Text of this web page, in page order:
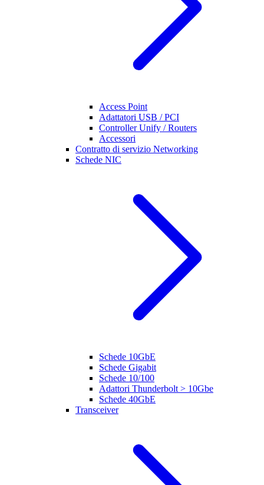
Access Point
Adattatori USB / PCI
Controller Unify / Routers
Accessori
Contratto di servizio Networking
Schede NIC
Schede 10GbE
Schede Gigabit
Schede 10/100
Adattori Thunderbolt > 10Gbe
Schede 40GbE
Transceiver